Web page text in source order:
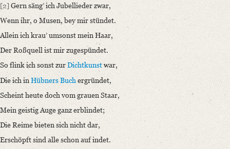
Editors
Varwig, Olivia
Walberg, Marlena
[2] Gern säng’ ich Jubellieder zwar,
Wenn ihr, o Musen, bey mir stündet.
Allein ich krau’ umsonst mein Haar,
Der Roßquell ist mir zugespündet.
So flink ich sonst zurDichtkunstwar,
Die ich inHübnersBuchergründet,
Scheint heute doch vom grauen Staar,
Mein geistig Auge ganz erblindet;
Die Reime bieten sich nicht dar,
Erschöpft sind alle schon auf indet.